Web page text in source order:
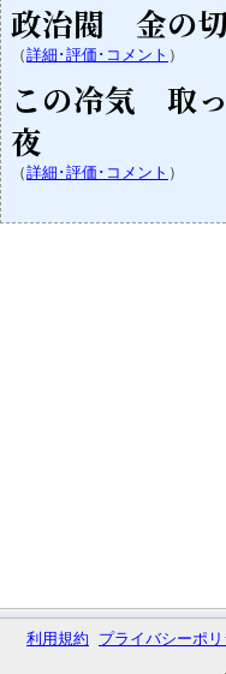
政治閥 金の
（詳細･評価･コメント ）
この冷気 取
夜
（詳細･評価･コメント ）
利用規約 プライバシーポ